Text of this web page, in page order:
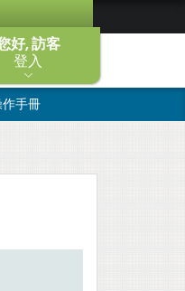
好, 訪客
登入
作手冊